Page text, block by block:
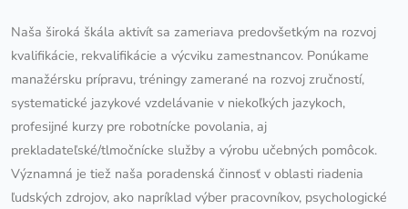
Naša široká škála aktivít sa zameriava predovšetkým na rozvoj
kvalifikácie, rekvalifikácie a výcviku zamestnancov. Ponúkame
manažérsku prípravu, tréningy zamerané na rozvoj zručností,
systematické jazykové vzdelávanie v niekoľkých jazykoch,
profesijné kurzy pre robotnícke povolania, aj
prekladateľské/tlmočnícke služby a výrobu učebných pomôcok.
Významná je tiež naša poradenská činnosť v oblasti riadenia
ľudských zdrojov, ako napríklad výber pracovníkov, psychologické